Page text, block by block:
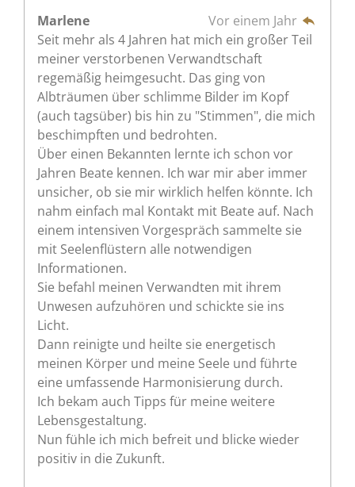
Marlene
Vor einem Jahr
Seit mehr als 4 Jahren hat mich ein großer Teil
meiner verstorbenen Verwandtschaft
regemäßig heimgesucht. Das ging von
Albträumen über schlimme Bilder im Kopf
(auch tagsüber) bis hin zu "Stimmen", die mich
beschimpften und bedrohten.
Über einen Bekannten lernte ich schon vor
Jahren Beate kennen. Ich war mir aber immer
unsicher, ob sie mir wirklich helfen könnte. Ich
nahm einfach mal Kontakt mit Beate auf. Nach
einem intensiven Vorgespräch sammelte sie
mit Seelenflüstern alle notwendigen
Informationen.
Sie befahl meinen Verwandten mit ihrem
Unwesen aufzuhören und schickte sie ins
Licht.
Dann reinigte und heilte sie energetisch
meinen Körper und meine Seele und führte
eine umfassende Harmonisierung durch.
Ich bekam auch Tipps für meine weitere
Lebensgestaltung.
Nun fühle ich mich befreit und blicke wieder
positiv in die Zukunft.